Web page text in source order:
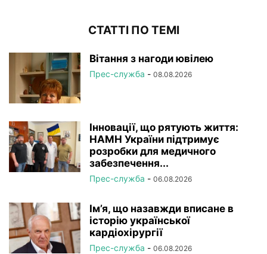
СТАТТІ ПО ТЕМІ
Вітання з нагоди ювілею
Прес-служба - 08.08.2026
Інновації, що рятують життя:
НАМН України підтримує
розробки для медичного
забезпечення...
Прес-служба - 06.08.2026
Ім’я, що назавжди вписане в
історію української
кардіохірургії
Прес-служба - 06.08.2026